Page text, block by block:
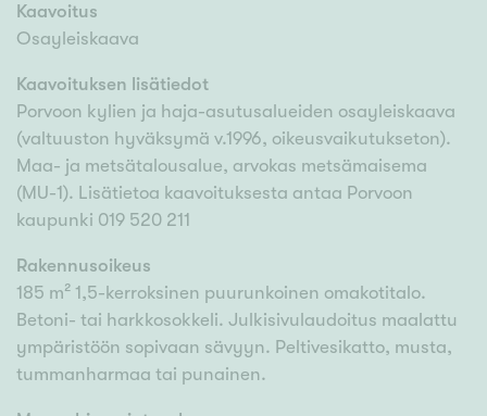
Kaavoitus
Osayleiskaava
Kaavoituksen lisätiedot
Porvoon kylien ja haja-asutusalueiden osayleiskaava
(valtuuston hyväksymä v.1996, oikeusvaikutukseton).
Maa- ja metsätalousalue, arvokas metsämaisema
(MU-1). Lisätietoa kaavoituksesta antaa Porvoon
kaupunki 019 520 211
Rakennusoikeus
185 m² 1,5-kerroksinen puurunkoinen omakotitalo.
Betoni- tai harkkosokkeli. Julkisivulaudoitus maalattu
ympäristöön sopivaan sävyyn. Peltivesikatto, musta,
tummanharmaa tai punainen.